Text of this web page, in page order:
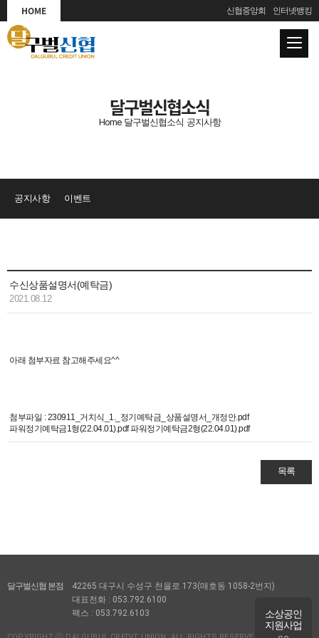
HOME 신협중앙회 인터넷뱅킹
소상공인
지원사업
달구벌신협소식
Home 달구벌신협소식 공지사항
공지사항 이벤트
수신상품설명서(예탁금)
2021.08.12
아래 첨부자료 참고해주세요^^
첨부파일 :230911_거치식_1._정기예탁금_상품설명서_개정안.pdf
파워정기예탁금1형(22.04.01).pdf파워정기예탁금2형(22.04.01).pdf
목록
달구벌신협 본점 42265 대구시 수성구 천을로 173(매호동 1058-2번지)
대표전화 : 053.792.6100
팩스 : 053.792.6103